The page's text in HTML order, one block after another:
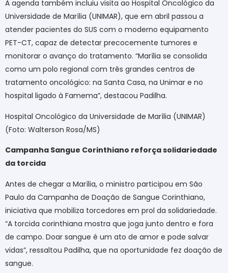
A agenda também incluiu visita ao Hospital Oncológico da
Universidade de Marília (UNIMAR), que em abril passou a
atender pacientes do SUS com o moderno equipamento
PET-CT, capaz de detectar precocemente tumores e
monitorar o avanço do tratamento. “Marília se consolida
como um polo regional com três grandes centros de
tratamento oncológico: na Santa Casa, na Unimar e no
hospital ligado à Famema”, destacou Padilha.
Hospital Oncológico da Universidade de Marília (UNIMAR)
(Foto: Walterson Rosa/MS)
Campanha Sangue Corinthiano reforça solidariedade
da torcida
Antes de chegar a Marília, o ministro participou em São
Paulo da Campanha de Doação de Sangue Corinthiano,
iniciativa que mobiliza torcedores em prol da solidariedade.
“A torcida corinthiana mostra que joga junto dentro e fora
de campo. Doar sangue é um ato de amor e pode salvar
vidas”, ressaltou Padilha, que na oportunidade fez doação de
sangue.